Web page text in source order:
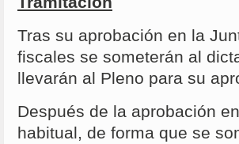
Tras su aprobación en la
fiscales se someterán al
llevarán al Pleno para su
Después de la aprobación
habitual, de forma que se